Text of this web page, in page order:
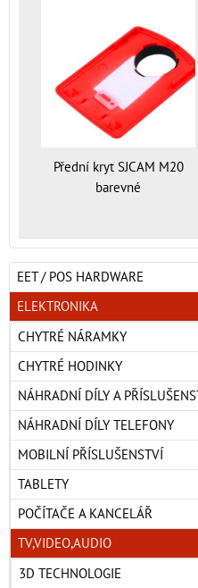
Přední kryt SJCAM M20
barevné
EET / POS HARDWARE
ELEKTRONIKA
CHYTRÉ NÁRAMKY
CHYTRÉ HODINKY
NÁHRADNÍ DÍLY A
NÁHRADNÍ DÍLY TELEFONY
MOBILNÍ PŘÍSLUŠENSTVÍ
TABLETY
POČÍTAČE A KANCELÁŘ
TV,VIDEO,AUDIO
3D TECHNOLOGIE